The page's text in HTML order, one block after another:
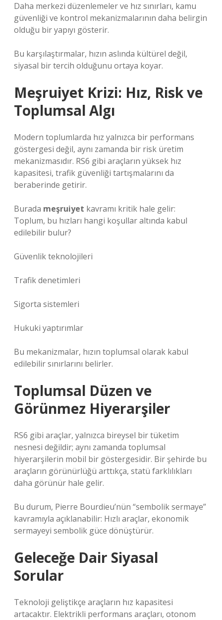
Daha merkezi düzenlemeler ve hız sınırları, kamu
güvenliği ve kontrol mekanizmalarının daha belirgin
olduğu bir yapıyı gösterir.
Bu karşılaştırmalar, hızın aslında kültürel değil,
siyasal bir tercih olduğunu ortaya koyar.
Meşruiyet Krizi: Hız, Risk ve
Toplumsal Algı
Modern toplumlarda hız yalnızca bir performans
göstergesi değil, aynı zamanda bir risk üretim
mekanizmasıdır. RS6 gibi araçların yüksek hız
kapasitesi, trafik güvenliği tartışmalarını da
beraberinde getirir.
Burada meşruiyet kavramı kritik hale gelir:
Toplum, bu hızları hangi koşullar altında kabul
edilebilir bulur?
Güvenlik teknolojileri
Trafik denetimleri
Sigorta sistemleri
Hukuki yaptırımlar
Bu mekanizmalar, hızın toplumsal olarak kabul
edilebilir sınırlarını belirler.
Toplumsal Düzen ve
Görünmez Hiyerarşiler
RS6 gibi araçlar, yalnızca bireysel bir tüketim
nesnesi değildir; aynı zamanda toplumsal
hiyerarşilerin mobil bir göstergesidir. Bir şehirde bu
araçların görünürlüğü arttıkça, statü farklılıkları
daha görünür hale gelir.
Bu durum, Pierre Bourdieu’nün “sembolik sermaye”
kavramıyla açıklanabilir: Hızlı araçlar, ekonomik
sermayeyi sembolik güce dönüştürür.
Geleceğe Dair Siyasal
Sorular
Teknoloji geliştikçe araçların hız kapasitesi
artacaktır. Elektrikli performans araçları, otonom